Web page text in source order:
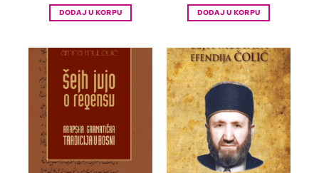
DODAJ U KORPU DODAJ U KORPU